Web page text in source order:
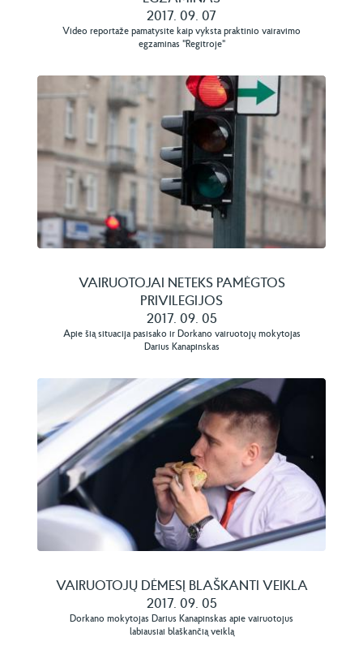
2017. 09. 07
Video reportaže pamatysite kaip vyksta praktinio vairavimo
egzaminas "Regitroje"
VAIRUOTOJAI NETEKS PAMĖGTOS
PRIVILEGIJOS
2017. 09. 05
Apie šią situacija pasisako ir Dorkano vairuotojų mokytojas
Darius Kanapinskas
VAIRUOTOJŲ DĖMESĮ BLAŠKANTI VEIKLA
2017. 09. 05
Dorkano mokytojas Darius Kanapinskas apie vairuotojus
labiausiai blaškančią veiklą